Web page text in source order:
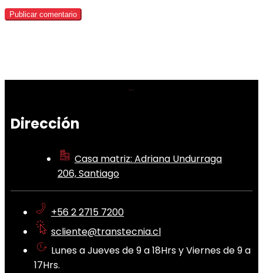
Dirección
Casa matriz: Adriana Undurraga
206, Santiago
+56 2 2715 7200
scliente@transtecnia.cl
Lunes a Jueves de 9 a 18Hrs y Viernes de 9 a
17Hrs.